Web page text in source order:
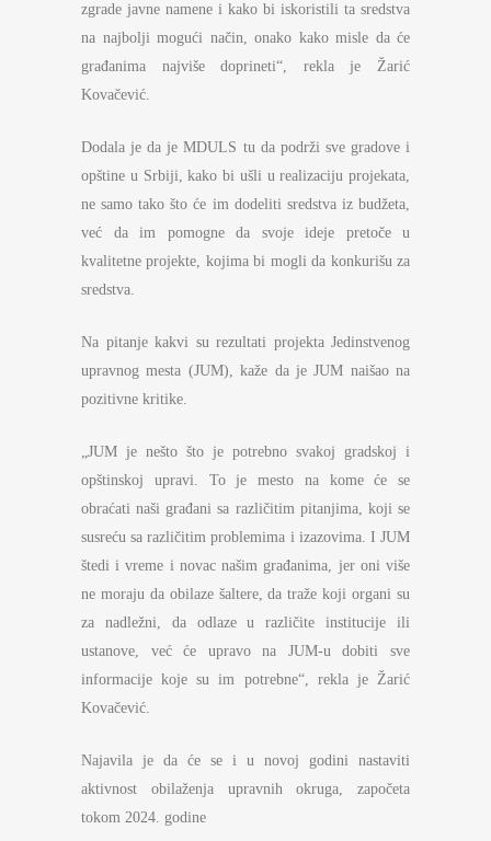
zgrade javne namene i kako bi iskoristili ta sredstva
na najbolji mogući način, onako kako misle da će
građanima najviše doprineti“, rekla je Žarić
Kovačević.
Dodala je da je MDULS tu da podrži sve gradove i
opštine u Srbiji, kako bi ušli u realizaciju projekata,
ne samo tako što će im dodeliti sredstva iz budžeta,
već da im pomogne da svoje ideje pretoče u
kvalitetne projekte, kojima bi mogli da konkurišu za
sredstva.
Na pitanje kakvi su rezultati projekta Jedinstvenog
upravnog mesta (JUM), kaže da je JUM naišao na
pozitivne kritike.
„JUM je nešto što je potrebno svakoj gradskoj i
opštinskoj upravi. To je mesto na kome će se
obraćati naši građani sa različitim pitanjima, koji se
susreću sa različitim problemima i izazovima. I JUM
štedi i vreme i novac našim građanima, jer oni više
ne moraju da obilaze šaltere, da traže koji organi su
za nadležni, da odlaze u različite institucije ili
ustanove, već će upravo na JUM-u dobiti sve
informacije koje su im potrebne“, rekla je Žarić
Kovačević.
Najavila je da će se i u novoj godini nastaviti
aktivnost obilaženja upravnih okruga, započeta
tokom 2024. godine